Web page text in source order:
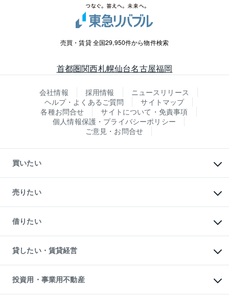
売買・賃貸 全国29,950件から物件検索
首都圏関西札幌仙台名古屋福岡
会社情報 採用情報
ニュースリリース
ヘルプ・よくあるご質問
サイトマップ
各種お問合せ
サイトについて・免責事項
個人情報保護・プライバシーポリシー
ご意見・お問合せ
買いたい
新築・分譲マンションの購入
中古マンションの購入
一戸建ての購入
中古一戸建ての購入
不動産購入の流れ
注目キーワード物件特集
購入ガイド
English 繁体中文簡体中文
売りたい
一戸建ての売却・査定
土地の売却・査定
スピードAI査定
不動産査定について
不動産売却の流れ
不動産買換えの流れ
売却ガイド
借りたい
オフィス・店舗の賃貸
借りるときの流れ
借りるガイド
貸したい・賃貸経営
マンション賃料データ
賃貸管理プラン
リロケーションについて
投資用・事業用不動産